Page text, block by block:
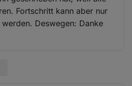
Fortschritt kann aber nur
Deswegen: Danke